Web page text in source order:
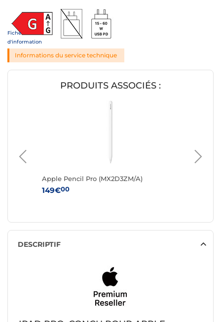
Fiche
d'information
Informations du service technique
PRODUITS ASSOCIÉS :
Apple Pencil Pro (MX2D3ZM/A)
149€00
DESCRIPTIF